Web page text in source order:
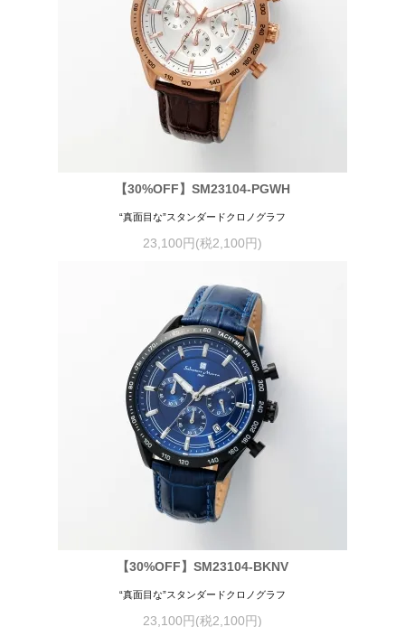
【30%OFF】SM23104-PGWH
“真面目な”スタンダードクロノグラフ
23,100円(税2,100円)
【30%OFF】SM23104-BKNV
“真面目な”スタンダードクロノグラフ
23,100円(税2,100円)